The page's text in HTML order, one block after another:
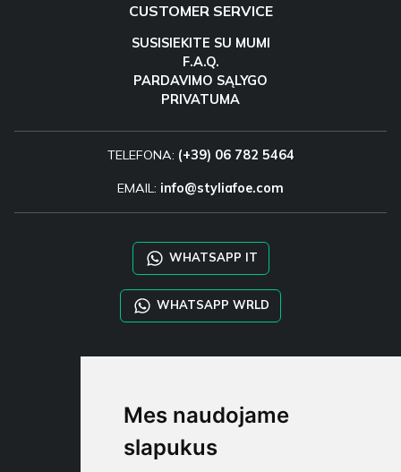
Mes naudojame
slapukus
CUSTOMER SERVICE
SUSISIEKITE SU MUMI
F.A.Q.
PARDAVIMO SĄLYGO
PRIVATUMA
TELEFONA: (+39) 06 782 5464
EMAIL: info@styliafoe.com
WHATSAPP IT
WHATSAPP WRLD
STYLIA SERVICES
TAYLOR MADE ORDERS
DROPSHIPPING